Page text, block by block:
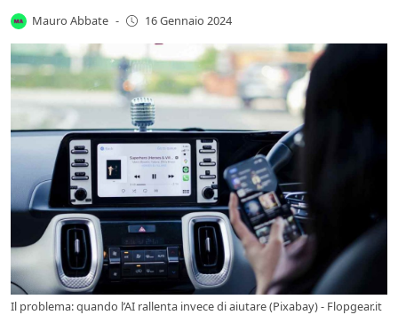
Mauro Abbate - 16 Gennaio 2024
Il problema: quando l’AI rallenta invece di aiutare (Pixabay) - Flopgear.it